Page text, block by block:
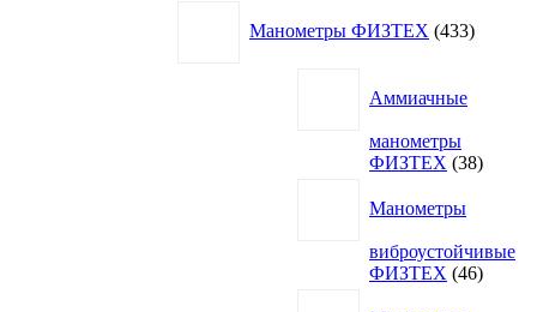
Манометры ФИЗТЕХ 433товара
Аммиачные
манометры
ФИЗТЕХ 3838
Манометры
виброустойчивые
ФИЗТЕХ 4646